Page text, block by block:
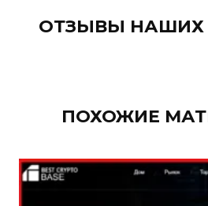
ОТЗЫВЫ НАШИХ
ПОХОЖИЕ